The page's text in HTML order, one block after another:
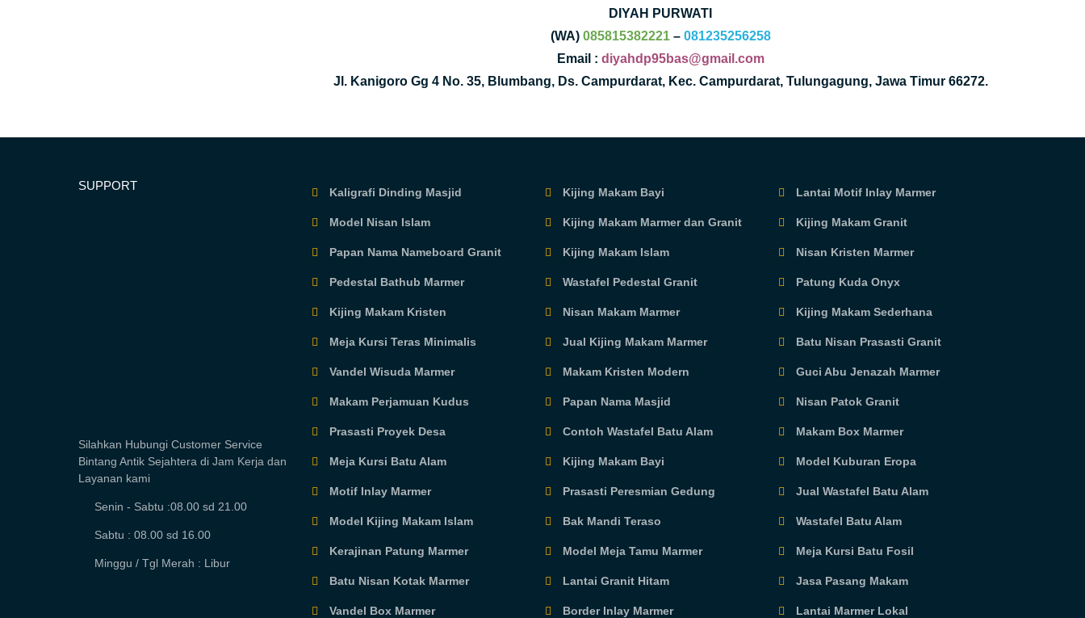
DIYAH PURWATI
(WA) 085815382221– 081235256258
Email : diyahdp95bas@gmail.com
Jl. Kanigoro Gg 4 No. 35, Blumbang, Ds. Campurdarat, Kec. Campurdarat, Tulungagung, Jawa Timur 66272.
SUPPORT
Silahkan Hubungi Customer Service
Bintang Antik Sejahtera di Jam Kerja dan
Layanan kami
Senin - Sabtu :08.00 sd 21.00
Sabtu : 08.00 sd 16.00
Minggu / Tgl Merah : Libur
Kaligrafi Dinding Masjid
Model Nisan Islam
Papan Nama Nameboard Granit
Pedestal Bathub Marmer
Kijing Makam Kristen
Meja Kursi Teras Minimalis
Vandel Wisuda Marmer
Makam Perjamuan Kudus
Prasasti Proyek Desa
Meja Kursi Batu Alam
Motif Inlay Marmer
Model Kijing Makam Islam
Kerajinan Patung Marmer
Batu Nisan Kotak Marmer
Vandel Box Marmer
Kijing Makam Bayi
Kijing Makam Marmer dan Granit
Kijing Makam Islam
Wastafel Pedestal Granit
Nisan Makam Marmer
Jual Kijing Makam Marmer
Makam Kristen Modern
Papan Nama Masjid
Contoh Wastafel Batu Alam
Kijing Makam Bayi
Prasasti Peresmian Gedung
Bak Mandi Teraso
Model Meja Tamu Marmer
Lantai Granit Hitam
Border Inlay Marmer
Lantai Motif Inlay Marmer
Kijing Makam Granit
Nisan Kristen Marmer
Patung Kuda Onyx
Kijing Makam Sederhana
Batu Nisan Prasasti Granit
Guci Abu Jenazah Marmer
Nisan Patok Granit
Makam Box Marmer
Model Kuburan Eropa
Jual Wastafel Batu Alam
Wastafel Batu Alam
Meja Kursi Batu Fosil
Jasa Pasang Makam
Lantai Marmer Lokal